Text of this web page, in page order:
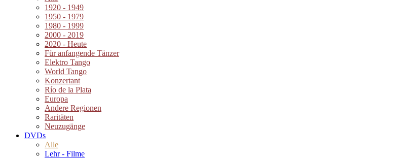
1920 - 1949
1950 - 1979
1980 - 1999
2000 - 2019
2020 - Heute
Für anfangende Tänzer
Elektro Tango
World Tango
Konzertant
Río de la Plata
Europa
Andere Regionen
Raritäten
Neuzugänge
DVDs
Alle
Lehr - Filme